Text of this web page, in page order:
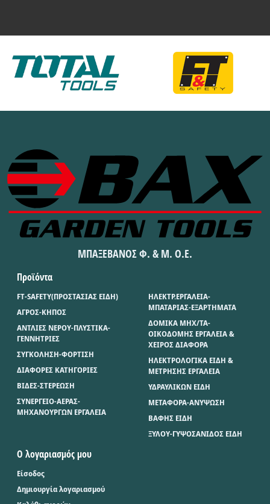
ΜΠΑΞΕΒΑΝΟΣ Φ. & Μ. Ο.Ε.
Προϊόντα
FT-SAFETY(ΠΡΟΣΤΑΣΙΑΣ ΕΙΔΗ)
ΑΓΡΟΣ-ΚΗΠΟΣ
ΑΝΤΛΙΕΣ ΝΕΡΟΥ-ΠΛΥΣΤΙΚΑ-
ΓΕΝΝΗΤΡΙΕΣ
ΣΥΓΚΟΛΗΣΗ-ΦΟΡΤΙΣΗ
ΔΙΑΦΟΡΕΣ ΚΑΤΗΓΟΡΙΕΣ
ΒΙΔΕΣ-ΣΤΕΡΕΩΣΗ
ΣΥΝΕΡΓΕΙΟ-ΑΕΡΑΣ-
ΜΗΧΑΝΟΥΡΓΩΝ ΕΡΓΑΛΕΙΑ
ΗΛΕΚΤΡ.ΕΡΓΑΛΕΙΑ-
ΜΠΑΤΑΡΙΑΣ-ΕΞΑΡΤΗΜΑΤΑ
ΔΟΜΙΚΑ ΜΗΧ/ΤΑ-
ΟΙΚΟΔΟΜΗΣ ΕΡΓΑΛΕΙΑ &
ΧΕΙΡΟΣ ΔΙΑΦΟΡΑ
ΗΛΕΚΤΡΟΛΟΓΙΚΑ ΕΙΔΗ &
ΜΕΤΡΗΣΗΣ ΕΡΓΑΛΕΙΑ
ΥΔΡΑΥΛΙΚΩΝ ΕΙΔΗ
ΜΕΤΑΦΟΡΑ-ΑΝΥΨΩΣΗ
ΒΑΦΗΣ ΕΙΔΗ
ΞΥΛΟΥ-ΓΥΨΟΣΑΝΙΔΟΣ ΕΙΔΗ
Ο λογαριασμός μου
Είσοδος
Δημιουργία λογαριασμού